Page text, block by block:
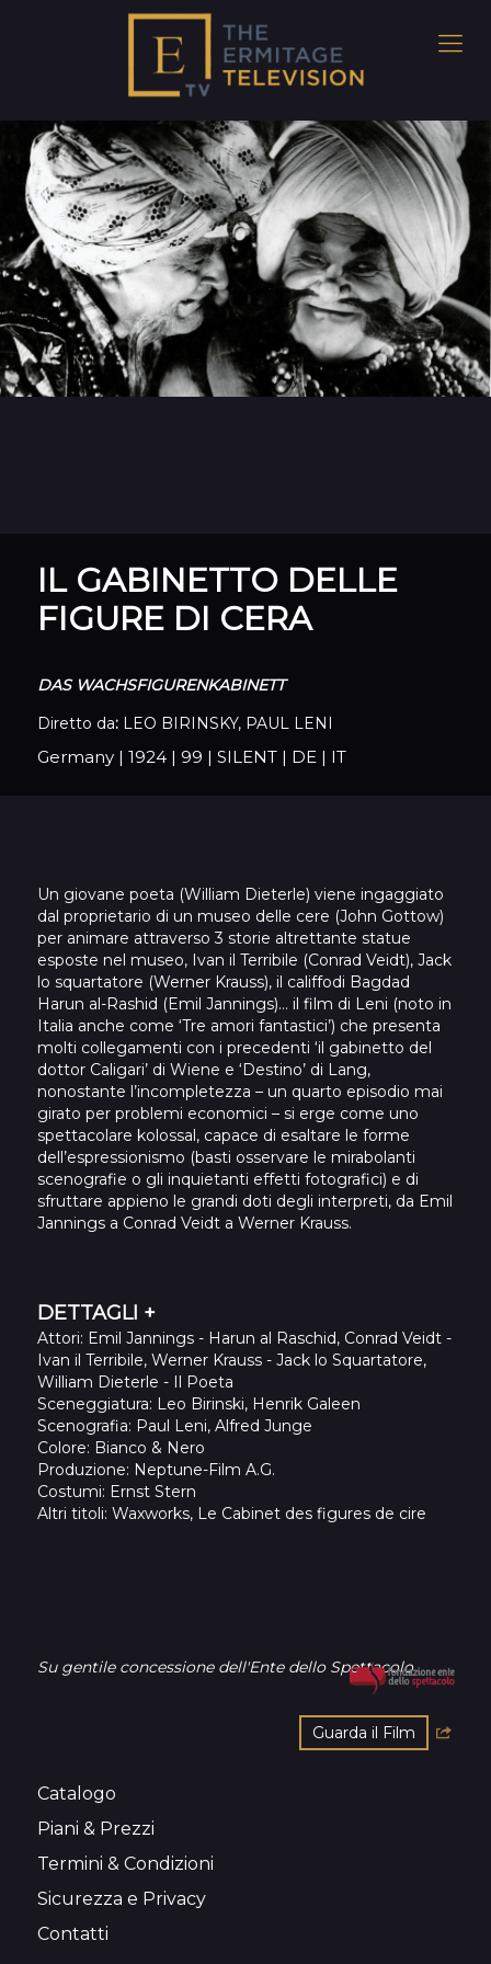
IL GABINETTO DELLE
FIGURE DI CERA
DAS WACHSFIGURENKABINETT
Diretto da:LEO BIRINSKY, PAUL LENI
Germany| 1924| 99 | SILENT| DE| IT
Un giovane poeta (William Dieterle) viene ingaggiato
dal proprietario di un museo delle cere (John Gottow)
per animare attraverso 3 storie altrettante statue
esposte nel museo, Ivan il Terribile (Conrad Veidt), Jack
lo squartatore (Werner Krauss), il califfodi Bagdad
Harun al-Rashid (Emil Jannings)… il film di Leni (noto in
Italia anche come ‘Tre amori fantastici’) che presenta
molti collegamenti con i precedenti ‘il gabinetto del
dottor Caligari’ di Wiene e ‘Destino’ di Lang,
nonostante l’incompletezza – un quarto episodio mai
girato per problemi economici – si erge come uno
spettacolare kolossal, capace di esaltare le forme
dell’espressionismo (basti osservare le mirabolanti
scenografie o gli inquietanti effetti fotografici) e di
sfruttare appieno le grandi doti degli interpreti, da Emil
Jannings a Conrad Veidt a Werner Krauss.
DETTAGLI +
Attori: Emil Jannings - Harun al Raschid, Conrad Veidt -
Ivan il Terribile, Werner Krauss - Jack lo Squartatore,
William Dieterle - Il Poeta
Sceneggiatura: Leo Birinski, Henrik Galeen
Scenografia: Paul Leni, Alfred Junge
Colore: Bianco & Nero
Produzione: Neptune-Film A.G.
Costumi: Ernst Stern
Altri titoli: Waxworks, Le Cabinet des figures de cire
Su gentile concessione dell'Ente dello Spettacolo
Guarda il Film
Catalogo
Piani & Prezzi
Termini & Condizioni
Sicurezza e Privacy
Contatti